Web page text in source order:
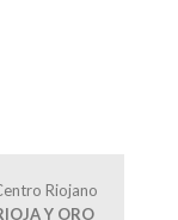
Riojano
Y ORO